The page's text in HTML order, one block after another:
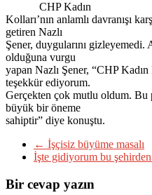
CHP Kadın
Kolları’nın anlamlı davranışı
getiren Nazlı
Şener, duygularını
olduğuna vurgu
yapan Nazlı Şener, “CHP
teşekkür ediyorum.
Gerçekten çok mutlu oldum.
büyük bir öneme
sahiptir” diye konuştu.
← İşçisiz büyüme masalı
İşte gidiyorum bu şehirden
Bir cevap yazın